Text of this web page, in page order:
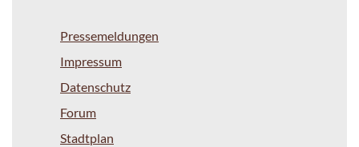
Pressemeldungen
Impressum
Datenschutz
Forum
Stadtplan